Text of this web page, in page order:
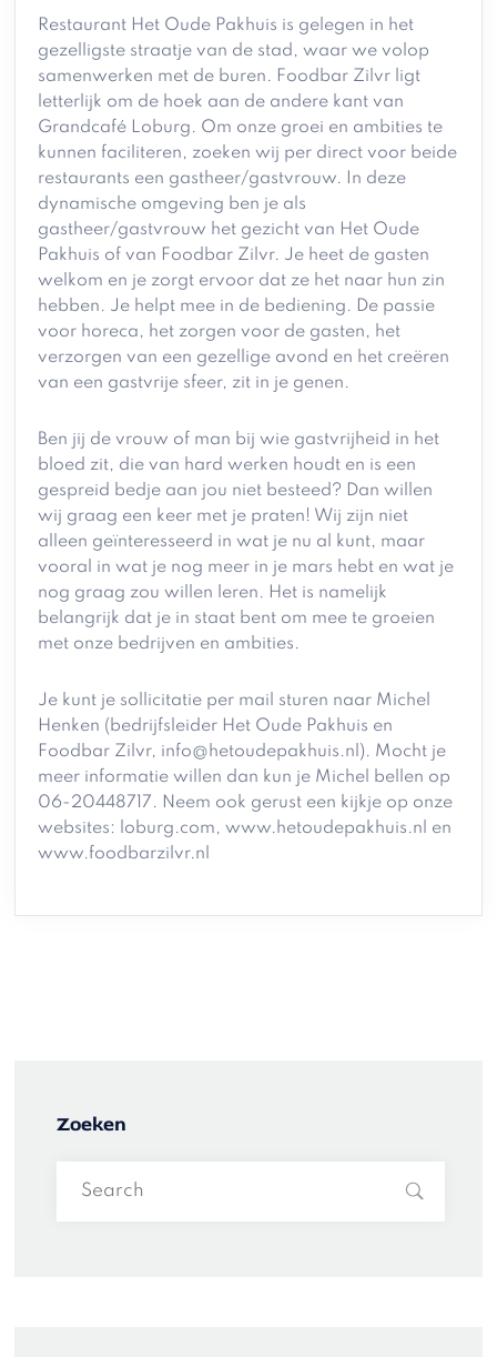
Restaurant Het Oude Pakhuis is gelegen in het
gezelligste straatje van de stad, waar we volop
samenwerken met de buren. Foodbar Zilvr ligt
letterlijk om de hoek aan de andere kant van
Grandcafé Loburg. Om onze groei en ambities te
kunnen faciliteren, zoeken wij per direct voor beide
restaurants een gastheer/gastvrouw. In deze
dynamische omgeving ben je als
gastheer/gastvrouw het gezicht van Het Oude
Pakhuis of van Foodbar Zilvr. Je heet de gasten
welkom en je zorgt ervoor dat ze het naar hun zin
hebben. Je helpt mee in de bediening. De passie
voor horeca, het zorgen voor de gasten, het
verzorgen van een gezellige avond en het creëren
van een gastvrije sfeer, zit in je genen.
Ben jij de vrouw of man bij wie gastvrijheid in het
bloed zit, die van hard werken houdt en is een
gespreid bedje aan jou niet besteed? Dan willen
wij graag een keer met je praten! Wij zijn niet
alleen geïnteresseerd in wat je nu al kunt, maar
vooral in wat je nog meer in je mars hebt en wat je
nog graag zou willen leren. Het is namelijk
belangrijk dat je in staat bent om mee te groeien
met onze bedrijven en ambities.
Je kunt je sollicitatie per mail sturen naar Michel
Henken (bedrijfsleider Het Oude Pakhuis en
Foodbar Zilvr, info@hetoudepakhuis.nl). Mocht je
meer informatie willen dan kun je Michel bellen op
06-20448717. Neem ook gerust een kijkje op onze
websites: loburg.com, www.hetoudepakhuis.nl en
www.foodbarzilvr.nl
Zoeken